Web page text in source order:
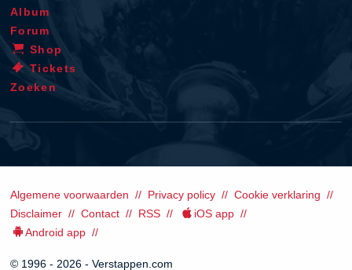
Album
Forum
Shop
Tickets
Zoeken
Algemene voorwaarden Privacy policy
Cookie verklaring
Disclaimer
Contact RSS
iOS app
Android app
© 1996 - 2026 - Verstappen.com